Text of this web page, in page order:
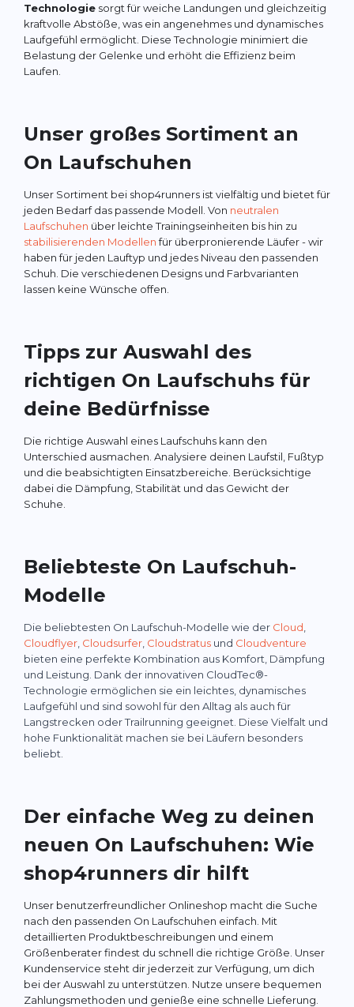
Technologie sorgt für weiche Landungen und gleichzeitig
kraftvolle Abstöße, was ein angenehmes und dynamisches
Laufgefühl ermöglicht. Diese Technologie minimiert die
Belastung der Gelenke und erhöht die Effizienz beim
Laufen.
Unser großes Sortiment an
On Laufschuhen
Unser Sortiment bei shop4runners ist vielfältig und bietet für
jeden Bedarf das passende Modell. Von neutralen
Laufschuhen über leichte Trainingseinheiten bis hin zu
stabilisierenden Modellenfür überpronierende Läufer - wir
haben für jeden Lauftyp und jedes Niveau den passenden
Schuh. Die verschiedenen Designs und Farbvarianten
lassen keine Wünsche offen.
Tipps zur Auswahl des
richtigen On Laufschuhs für
deine Bedürfnisse
Die richtige Auswahl eines Laufschuhs kann den
Unterschied ausmachen. Analysiere deinen Laufstil, Fußtyp
und die beabsichtigten Einsatzbereiche. Berücksichtige
dabei die Dämpfung, Stabilität und das Gewicht der
Schuhe.
Beliebteste On Laufschuh-
Modelle
Die beliebtesten On Laufschuh-Modelle wie der Cloud
Cloudflyer Cloudsurfer Cloudstratus und Cloudventure
bieten eine perfekte Kombination aus Komfort, Dämpfung
und Leistung. Dank der innovativen CloudTec®-
Technologie ermöglichen sie ein leichtes, dynamisches
Laufgefühl und sind sowohl für den Alltag als auch für
Langstrecken oder Trailrunning geeignet. Diese Vielfalt und
hohe Funktionalität machen sie bei Läufern besonders
beliebt.
Der einfache Weg zu deinen
neuen On Laufschuhen: Wie
shop4runners dir hilft
Unser benutzerfreundlicher Onlineshop macht die Suche
nach den passenden On Laufschuhen einfach. Mit
detaillierten Produktbeschreibungen und einem
Größenberater findest du schnell die richtige Größe. Unser
Kundenservice steht dir jederzeit zur Verfügung, um dich
bei der Auswahl zu unterstützen. Nutze unsere bequemen
Zahlungsmethoden und genieße eine schnelle Lieferung.